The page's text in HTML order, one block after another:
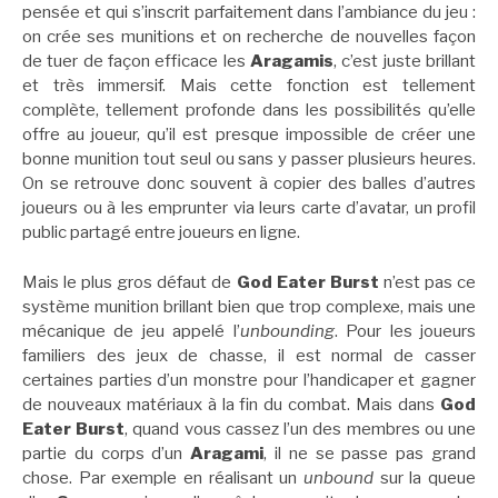
pensée et qui s’inscrit parfaitement dans l’ambiance du jeu :
on crée ses munitions et on recherche de nouvelles façon
de tuer de façon efficace les Aragamis, c’est juste brillant
et très immersif. Mais cette fonction est tellement
complète, tellement profonde dans les possibilités qu’elle
offre au joueur, qu’il est presque impossible de créer une
bonne munition tout seul ou sans y passer plusieurs heures.
On se retrouve donc souvent à copier des balles d’autres
joueurs ou à les emprunter via leurs carte d’avatar, un profil
public partagé entre joueurs en ligne.
Mais le plus gros défaut de God Eater Burst n’est pas ce
système munition brillant bien que trop complexe, mais une
mécanique de jeu appelé l’unbounding. Pour les joueurs
familiers des jeux de chasse, il est normal de casser
certaines parties d’un monstre pour l’handicaper et gagner
de nouveaux matériaux à la fin du combat. Mais dans God
Eater Burst, quand vous cassez l’un des membres ou une
partie du corps d’unAragami, il ne se passe pas grand
chose. Par exemple en réalisant un unbound sur la queue